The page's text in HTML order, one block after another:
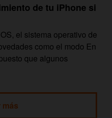
de tu iPhone si
el sistema operativo de
como el modo En
que algunos
más